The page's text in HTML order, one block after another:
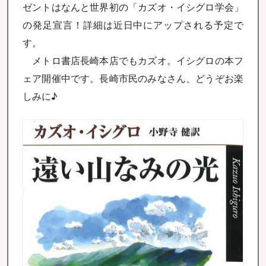
ゼントはなんと世界初の「カズオ・イシグロ学会」
の発足宣言！詳細は近日中にアップされる予定で
す。
メトロ書店長崎本店でもカズオ。イシグロの本フ
ェア開催中です。長崎市民のみなさん、どうぞお楽
しみに♪